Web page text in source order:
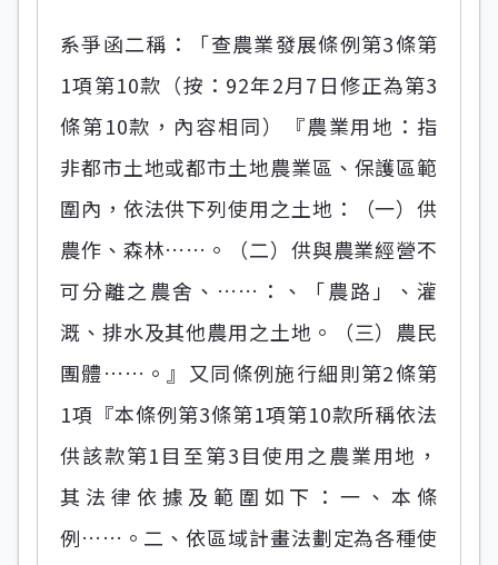
系爭函二稱：「查農業發展條例第3條第
1項第10款（按：92年2月7日修正為第3
條第10款，內容相同）『農業用地：指
非都市土地或都市土地農業區、保護區範
圍內，依法供下列使用之土地：（一）供
農作、森林……。（二）供與農業經營不
可分離之農舍、……：、「農路」、灌
溉、排水及其他農用之土地。（三）農民
團體……。』又同條例施行細則第2條第
1項『本條例第3條第1項第10款所稱依法
供該款第1目至第3目使用之農業用地，
其法律依據及範圍如下：一、本條
例……。二、依區域計畫法劃定為各種使